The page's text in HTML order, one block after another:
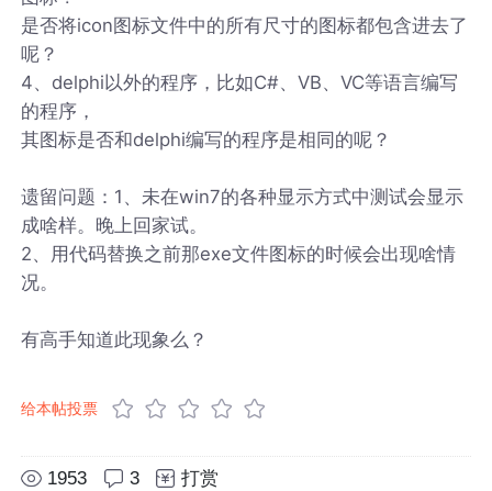
是否将icon图标文件中的所有尺寸的图标都包含进去了
呢？
4、delphi以外的程序，比如C#、VB、VC等语言编写
的程序，
其图标是否和delphi编写的程序是相同的呢？
遗留问题：1、未在win7的各种显示方式中测试会显示
成啥样。晚上回家试。
2、用代码替换之前那exe文件图标的时候会出现啥情
况。
有高手知道此现象么？
给本帖投票
1953 3 打赏